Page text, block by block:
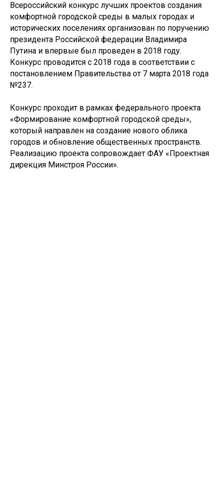
Всероссийский конкурс лучших проектов создания
комфортной городской среды в малых городах и
исторических поселениях организован по поручению
президента Российской федерации Владимира
Путина и впервые был проведен в 2018 году.
Конкурс проводится с 2018 года в соответствии с
постановлением Правительства от 7 марта 2018 года
№237.
Конкурс проходит в рамках федерального проекта
«Формирование комфортной городской среды»,
который направлен на создание нового облика
городов и обновление общественных пространств.
Реализацию проекта сопровождает ФАУ «Проектная
дирекция Минстроя России».